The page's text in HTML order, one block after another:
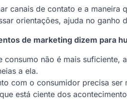
canais de contato e a maneira
orientações, ajuda no ganho
de marketing dizem para
consumo não é mais suficiente,
a ela.
com o consumidor precisa
está ciente dos